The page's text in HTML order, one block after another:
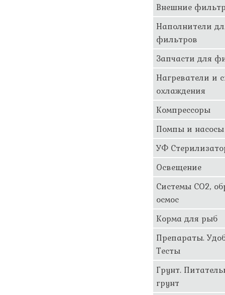
Внешние
Наполнители
фильтров
Запчасти для
Нагреватели и
охлаждения
Компрессоры
Помпы и насосы
УФ
Освещение
Системы CO2,
осмос
Корма для рыб
Препараты.
Тесты
Грунт.
грунт